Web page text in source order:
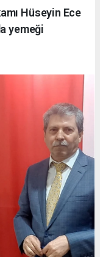
Hüseyin Ece
yemeği